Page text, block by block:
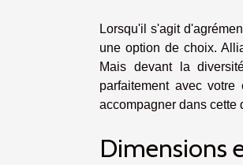
Lorsqu'il s'agit
une option de choix.
Mais devant la
parfaitement avec
accompagner dans cette
Dimensions